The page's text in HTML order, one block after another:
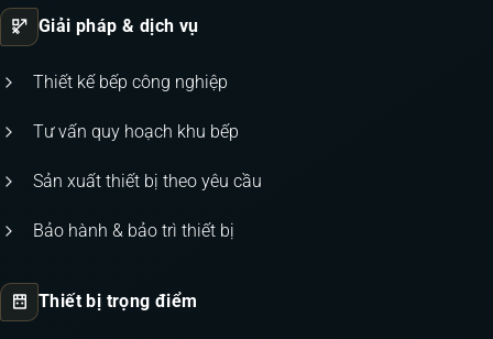
Giải pháp & dịch vụ
Thiết kế bếp công nghiệp
Tư vấn quy hoạch khu bếp
Sản xuất thiết bị theo yêu cầu
Bảo hành & bảo trì thiết bị
Thiết bị trọng điểm